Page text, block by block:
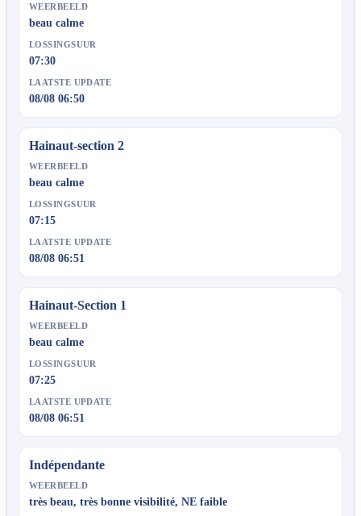
WEERBEELD
beau calme
LOSSINGSUUR
07:30
LAATSTE UPDATE
08/08 06:50
Hainaut-section 2
WEERBEELD
beau calme
LOSSINGSUUR
07:15
LAATSTE UPDATE
08/08 06:51
Hainaut-Section 1
WEERBEELD
beau calme
LOSSINGSUUR
07:25
LAATSTE UPDATE
08/08 06:51
Indépendante
WEERBEELD
très beau, très bonne visibilité, NE faible